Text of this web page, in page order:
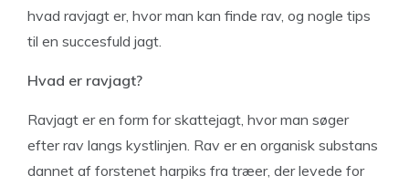
hvad ravjagt er, hvor man kan finde rav, og nogle tips
til en succesfuld jagt.
Hvad er ravjagt?
Ravjagt er en form for skattejagt, hvor man søger
efter rav langs kystlinjen. Rav er en organisk substans
dannet af forstenet harpiks fra træer, der levede for